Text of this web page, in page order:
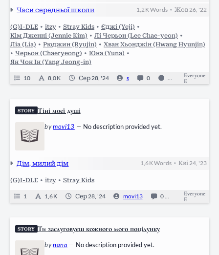
Часи середньої школи 1,2 KWords •Жов 26, '22
(G)I-DLE • itzy • Stray Kids • Єджі (Yeji) •
Кім Дженні (Jennie Kim) • Лі Черьон (Lee Chae-yeon) •
Ліа (Lia) • Рюджин (Ryujin) • Хван Хьонджін (Hwang Hyunjin)
• Черьон (Chaeryeong) • Юна (Yuna) •
Ян Чон Ін (Yang Jeong-in)
10 8,0 K Сер 28, '24 s 0
Everyone
E
STORY Тіні моєї душі
bymovi13 — No description provided yet.
Дім, милий дім 1,6 KWords •Кві 24, '23
(G)I-DLE • itzy • Stray Kids
1 1,6 K Сер 28, '24 movi13 0 Ongoing
Everyone
E
STORY Ти заслуговуєш кожного мого поцілунку
bynana — No description provided yet.